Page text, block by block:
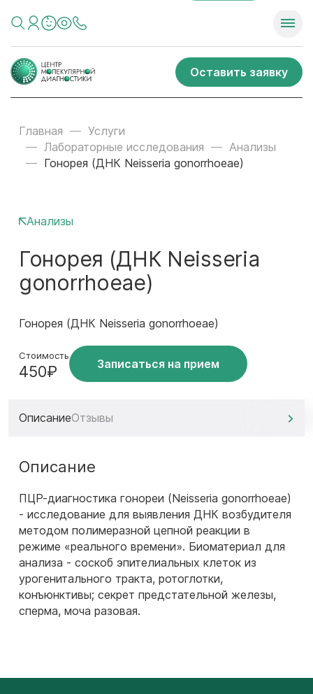
Оставить заявку
Главная
Услуги
Лабораторные исследования
Анализы
Гонорея (ДНК Neisseria gonorrhoeae)
Анализы
Гонорея (ДНК Neisseria
gonorrhoeae)
Гонорея (ДНК Neisseria gonorrhoeae)
Стоимость
450₽ Записаться на прием
ОписаниеОтзывы
Описание
ПЦР-диагностика гонореи (Neisseria gonorrhoeae)
- исследование для выявления ДНК возбудителя
методом полимеразной цепной реакции в
режиме «реального времени». Биоматериал для
анализа - соскоб эпителиальных клеток из
урогенитального тракта, ротоглотки,
конъюнктивы; секрет предстательной железы,
сперма, моча разовая.